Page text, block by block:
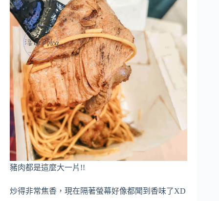
豬肉都是這麼大一片!!
炒得非常焦香，現在隔著螢幕好像都聞到香味了XD